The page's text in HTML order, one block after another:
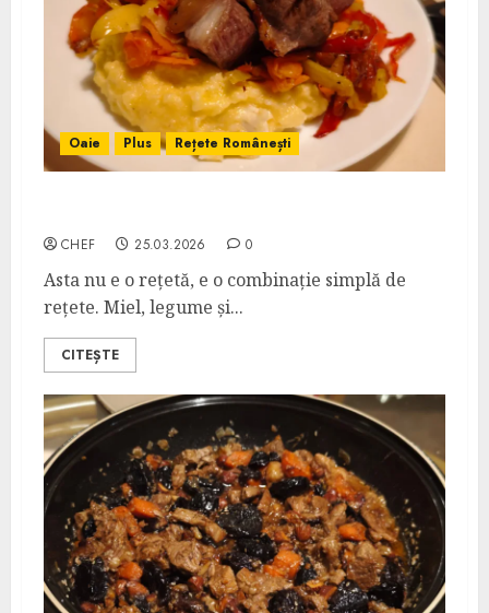
Oaie Plus Rețete Românești
CHEF 25.03.2026 0
Asta nu e o rețetă, e o combinație simplă de
rețete. Miel, legume și...
CITEȘTE